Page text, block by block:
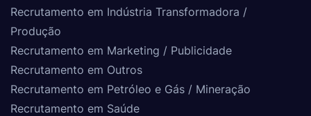
Recrutamento em Indústria Transformadora /
Produção
Recrutamento em Marketing / Publicidade
Recrutamento em Outros
Recrutamento em Petróleo e Gás / Mineração
Recrutamento em Saúde